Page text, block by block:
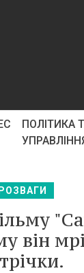
ПОЛІТИКА
він